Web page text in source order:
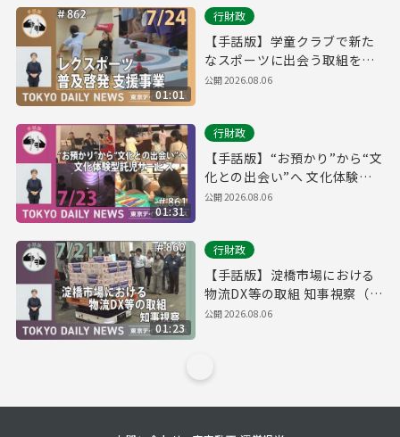
01:01
行財政
【手話版】学童クラブで新た
なスポーツに出会う取組を開
始！（令和8年7月24日 東京デ
公開2026.08.06
01:31
行財政
【手話版】“お預かり”から“文
化との出会い”へ 文化体験型
託児サービス（令和8年7月23
公開2026.08.06
01:23
行財政
【手話版】淀橋市場における
物流DX等の取組 知事視察（令
和8年7月21日 東京デイリーニ
公開2026.08.06